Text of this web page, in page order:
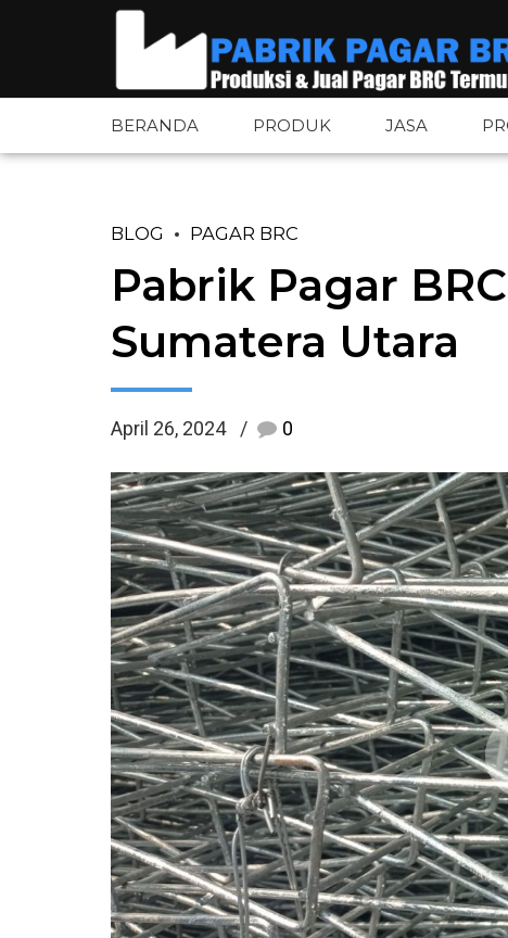
BERANDA PRODUK
Pagar BRC
Pagar BRC Bandara
Pagar Tower BTS
Pagar Harmonika
Pagar Harmonika Bandara
Tiang Pagar BRC
Aksesoris Pagar
Pipa Galvanis
JASA
BLOG PAGAR BRC
Pabrik Pagar
Sumatera Utara
April 26, 2024 0